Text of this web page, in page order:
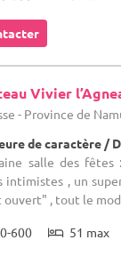
Vivier
- Province de
de caractère /
salle des
intimistes , un
, tout le
600 51 max